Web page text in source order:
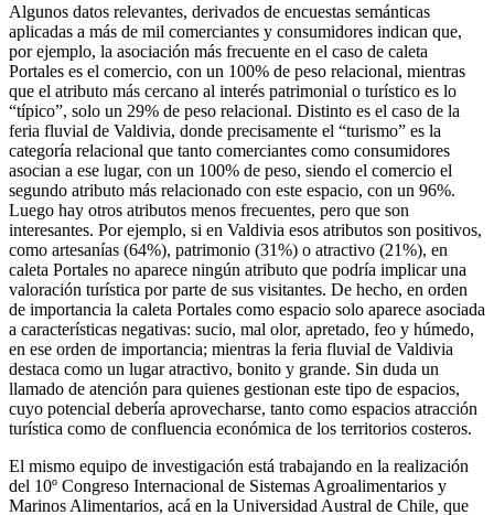
Algunos datos relevantes, derivados de encuestas semánticas
aplicadas a más de mil comerciantes y consumidores indican que,
por ejemplo, la asociación más frecuente en el caso de caleta
Portales es el comercio, con un 100% de peso relacional, mientras
que el atributo más cercano al interés patrimonial o turístico es lo
“típico”, solo un 29% de peso relacional. Distinto es el caso de la
feria fluvial de Valdivia, donde precisamente el “turismo” es la
categoría relacional que tanto comerciantes como consumidores
asocian a ese lugar, con un 100% de peso, siendo el comercio el
segundo atributo más relacionado con este espacio, con un 96%.
Luego hay otros atributos menos frecuentes, pero que son
interesantes. Por ejemplo, si en Valdivia esos atributos son positivos,
como artesanías (64%), patrimonio (31%) o atractivo (21%), en
caleta Portales no aparece ningún atributo que podría implicar una
valoración turística por parte de sus visitantes. De hecho, en orden
de importancia la caleta Portales como espacio solo aparece asociada
a características negativas: sucio, mal olor, apretado, feo y húmedo,
en ese orden de importancia; mientras la feria fluvial de Valdivia
destaca como un lugar atractivo, bonito y grande. Sin duda un
llamado de atención para quienes gestionan este tipo de espacios,
cuyo potencial debería aprovecharse, tanto como espacios atracción
turística como de confluencia económica de los territorios costeros.
El mismo equipo de investigación está trabajando en la realización
del 10º Congreso Internacional de Sistemas Agroalimentarios y
Marinos Alimentarios, acá en la Universidad Austral de Chile, que